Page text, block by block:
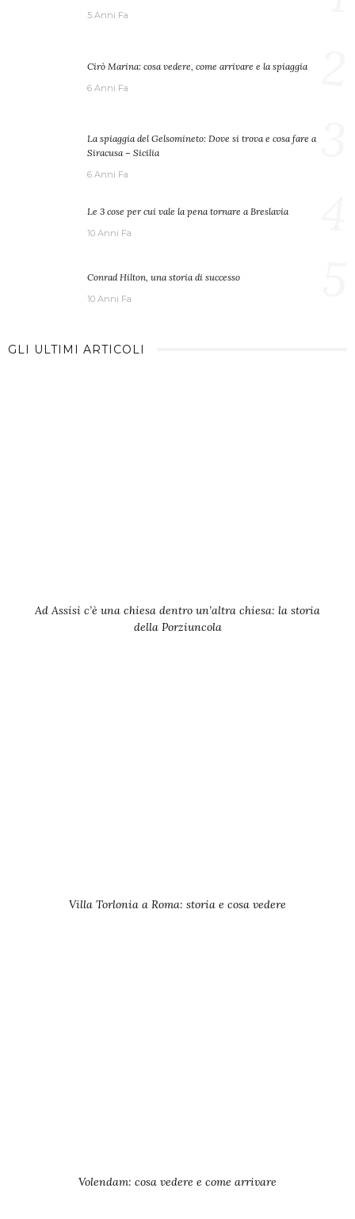
5 Anni Fa
Cirò Marina: cosa vedere, come arrivare e la spiaggia
6 Anni Fa
La spiaggia del Gelsomineto: Dove si trova e cosa fare a
Siracusa – Sicilia
6 Anni Fa
Le 3 cose per cui vale la pena tornare a Breslavia
10 Anni Fa
Conrad Hilton, una storia di successo
10 Anni Fa
GLI ULTIMI ARTICOLI
Ad Assisi c’è una chiesa dentro un’altra chiesa: la storia
della Porziuncola
Villa Torlonia a Roma: storia e cosa vedere
Volendam: cosa vedere e come arrivare